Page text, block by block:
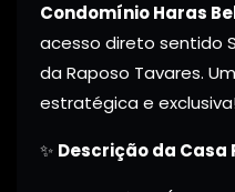
Condomínio Haras
acesso direto sentido
da Raposo Tavares.
estratégica e
✨ Descrição da Casa